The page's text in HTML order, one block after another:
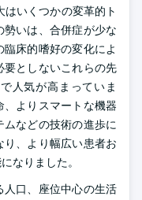
はいくつかの変革的ト
いは、合併症が少な
床的嗜好の変化によ
要としないこれらの先
人気が高まっていま
よりスマートな機器
などの技術の進歩に
、より幅広い患者お
なりました。
口、座位中心の生活